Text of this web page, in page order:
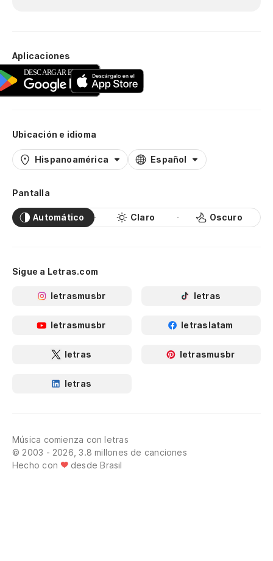
Aplicaciones
Ubicación e idioma
Hispanoamérica Español
Pantalla
Automático Claro Oscuro
Sigue a Letras.com
letrasmusbr letras
letrasmusbr letraslatam
letras letrasmusbr
letras
Música comienza con letras
© 2003 - 2026, 3.8 millones de canciones
Hecho con
desde Brasil